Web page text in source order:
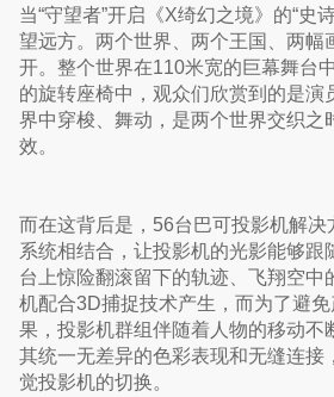
当“守望者”开启《X绮幻之境》的“史
望远方。两个世界、两个王国、两幅
开。整个世界在110米宽的巨幕舞台
的旋转座椅中，观众们欣赏到的是演
界中穿梭、舞动，是两个世界交织之
效。
而在这背后是，56台巴可投影机解决
系统相结合，让投影机的光影能够跟
台上惊险翻滚留下的轨迹、飞翔空中
机配合3D捕捉技术产生，而为了避
果，投影机群组伴随着人物的移动不
其统一无差异的色彩表现和无缝连接
觉投影机的切换。